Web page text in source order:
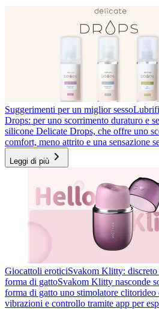
Suggerimenti per un miglior sesso
Drops: per uno scorrimento duraturo e
silicone Delicate Drops, che offre uno
comfort, meno attrito e una sensazione
Leggi di più
Giocattoli eroticiSvakom Klitty:
forma di gattoSvakom Klitty nasconde
forma di gatto uno stimolatore clitorideo
vibrazioni e controllo tramite app per